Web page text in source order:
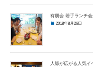
有朋会 若手ランチ
2018年8月26日
人脈が広がる人気イ